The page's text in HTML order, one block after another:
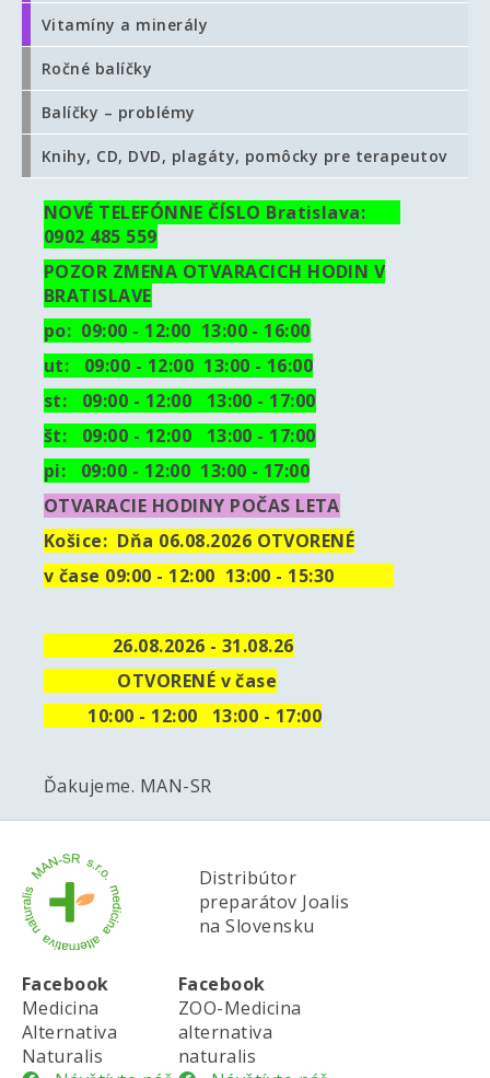
Vitamíny a minerály
Ročné balíčky
Balíčky – problémy
Knihy, CD, DVD, plagáty, pomôcky pre terapeutov
NOVÉ TELEFÓNNE ČÍSLO Bratislava:
0902 485 559
POZOR ZMENA OTVARACICH HODIN V
BRATISLAVE
po: 09:00 - 12:00 13:00 - 16:00
ut: 09:00 - 12:00 13:00 - 16:00
st: 09:00 - 12:00 13:00 - 17:00
št: 09:00 - 12:00 13:00 - 17:00
pi: 09:00 - 12:00 13:00 - 17:00
OTVARACIE HODINY POČAS LETA
Košice: Dňa 06.08.2026 OTVORENÉ
v čase 09:00 - 12:00 13:00 - 15:30
26.08.2026 - 31.08.26
OTVORENÉ v čase
10:00 - 12:00 13:00 - 17:00
Ďakujeme. MAN-SR
Distribútor
preparátov Joalis
na Slovensku
Facebook
Medicina
Alternativa
Naturalis
Facebook
ZOO-Medicina
alternativa
naturalis